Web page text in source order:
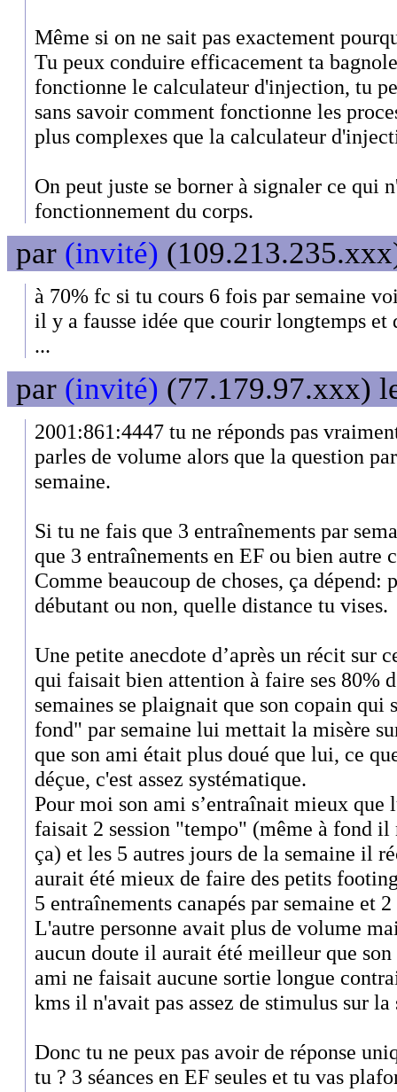
Même si on ne sait pas exactement
Tu peux conduire efficacement ta
fonctionne le calculateur d'injection, tu
sans savoir comment fonctionne les
plus complexes que la calculateur
On peut juste se borner à signaler ce qui
fonctionnement du corps.
par (invité)
à 70% fc si tu cours 6 fois par semaine
il y a fausse idée que courir longtemps et
...
par (invité) (77.179.97.xxx)
2001:861:4447 tu ne réponds pas
parles de volume alors que la question
semaine.
Si tu ne fais que 3 entraînements par
que 3 entraînements en EF ou bien autre
Comme beaucoup de choses, ça dépend:
débutant ou non, quelle distance tu vises.
Une petite anecdote d’après un récit sur
qui faisait bien attention à faire ses 80%
semaines se plaignait que son copain qui
fond" par semaine lui mettait la misère
que son ami était plus doué que lui, ce
déçue, c'est assez systématique.
Pour moi son ami s’entraînait mieux
faisait 2 session "tempo" (même à fond
ça) et les 5 autres jours de la semaine il
aurait été mieux de faire des petits
5 entraînements canapés par semaine et
L'autre personne avait plus de volume
aucun doute il aurait été meilleur que
ami ne faisait aucune sortie longue
kms il n'avait pas assez de stimulus sur la
Donc tu ne peux pas avoir de réponse
tu ? 3 séances en EF seules et tu vas